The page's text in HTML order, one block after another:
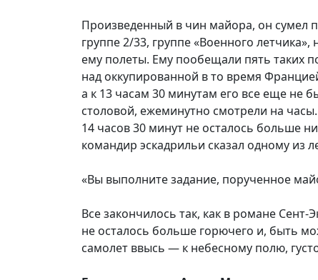
Произведенный в чин майора, он сумел
группе 2/33, группе «Военного
ему полеты. Ему пообещали пять таких
над оккупированной в то время
а к 13 часам 30 минутам его все еще не
столовой, ежеминутно смотрели на
14 часов 30 минут не осталось больше
командир эскадрильи сказал одному из
«Вы выполните задание, порученное
Все закончилось так, как в романе Сент-
не осталось больше горючего и, быть
самолет ввысь — к небесному полю,